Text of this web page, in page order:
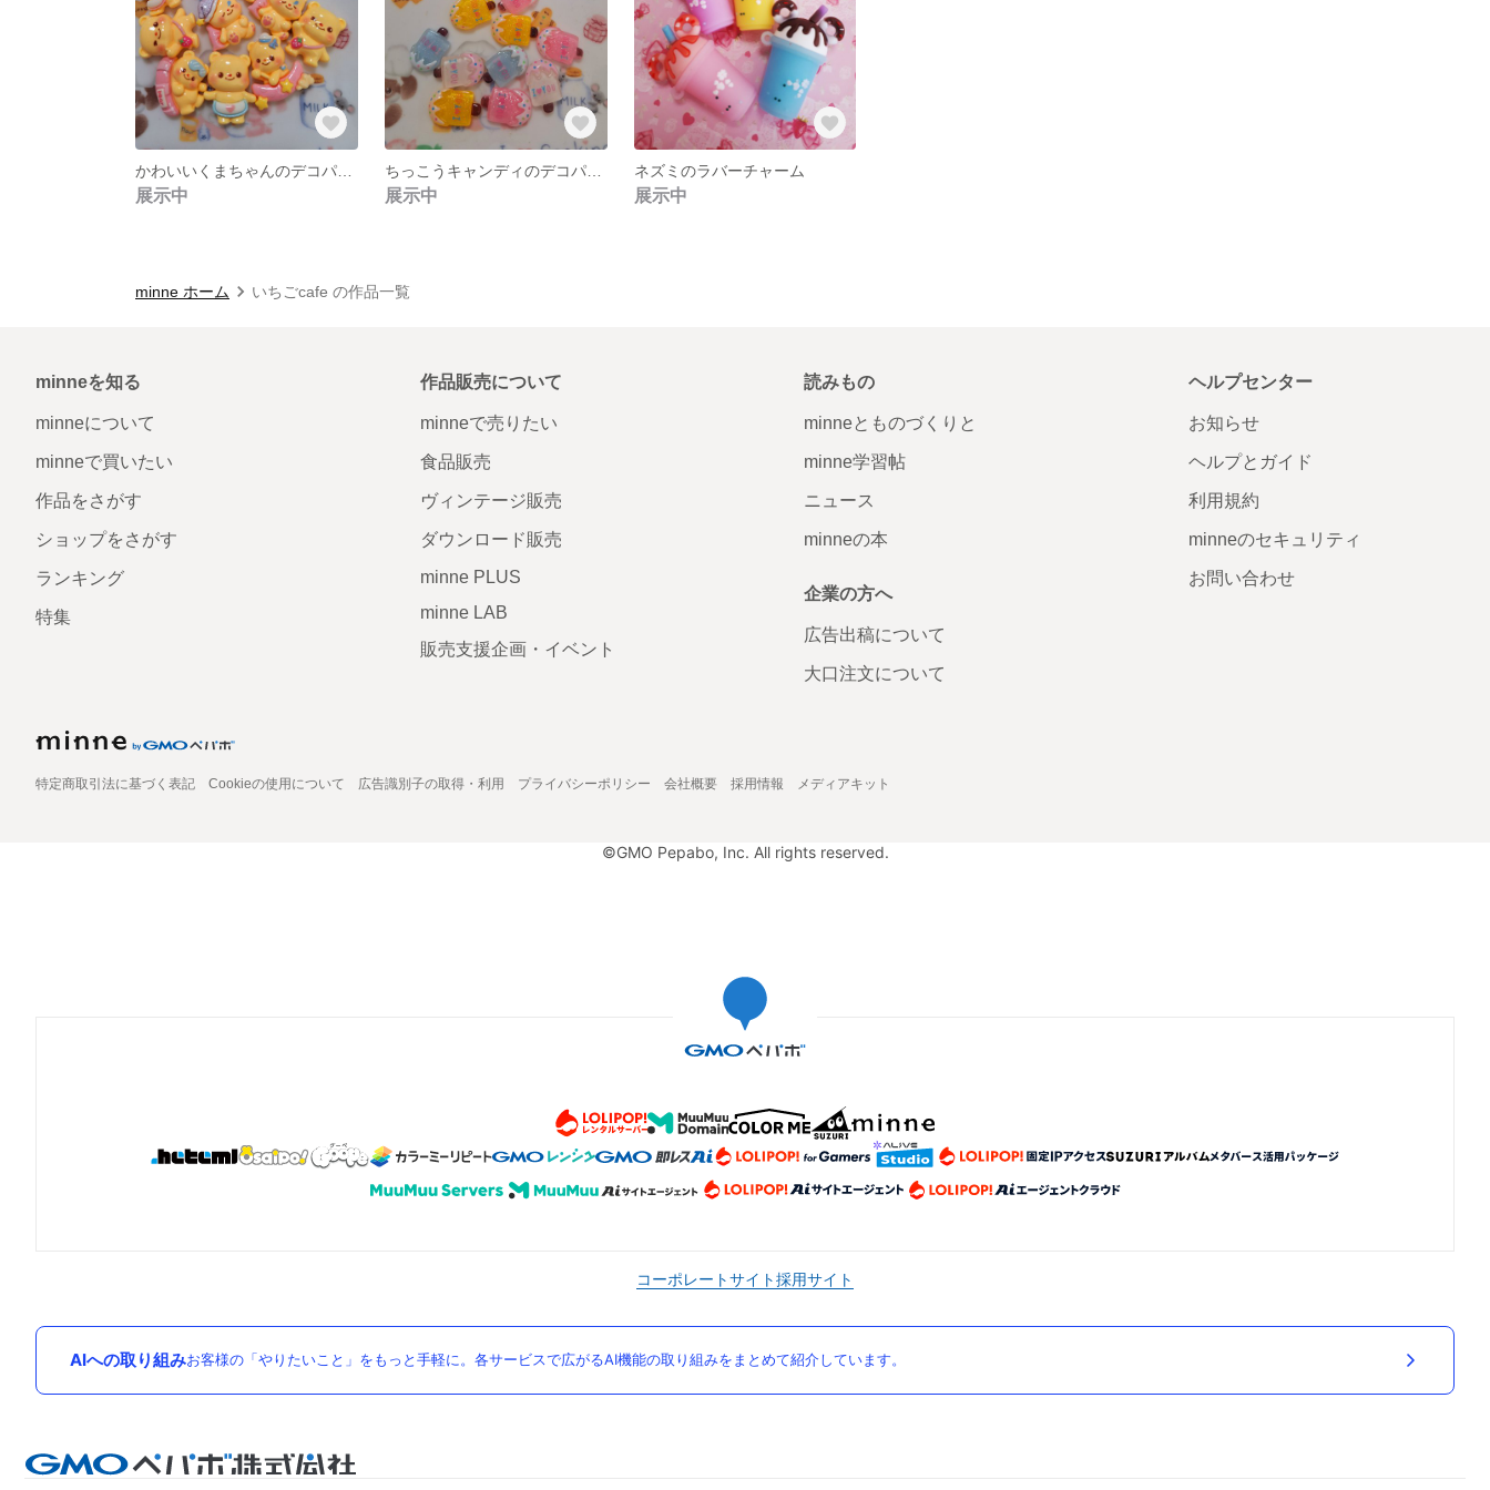
展示中
ちっこうキャンディのデコパーツ
展示中
ネズミのラバーチャーム
展示中
minne ホーム いちごcafe の作品一覧
minneを知る
minneについて
minneで買いたい
作品をさがす
ショップをさがす
ランキング
特集
作品販売について
minneで売りたい
食品販売
ヴィンテージ販売
ダウンロード販売
minne PLUS
minne LAB
販売支援企画・イベント
読みもの
minneとものづくりと
minne学習帖
ニュース
minneの本
企業の方へ
広告出稿について
大口注文について
ヘルプセンター
お知らせ
ヘルプとガイド
利用規約
minneのセキュリティ
お問い合わせ
特定商取引法に基づく表記 Cookieの使用について 広告識別子の取得・利用 プライバシーポリシー 会社概要 採用情報 メディアキット
©GMO Pepabo, Inc. All rights reserved.
コーポレートサイト採用サイト
AIへの取り組みお客様の「やりたいこと」をもっと手軽に。各サービスで広がるAI機能の取り組みをまとめて紹介しています。